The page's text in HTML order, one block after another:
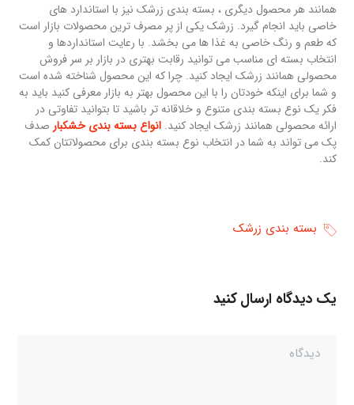
همانند هر محصول دیگری ، بسته بندی زرشک نیز با استاندارد های
خاصی باید انجام گیرد. زرشک یکی از پر مصرف ترین محصولات بازار است
که طعم و رنگ خاصی به غذا ها می بخشد. با رعایت استانداردها و
انتخاب بسته ای مناسب می توانید رقابت بهتری در بازار بر سر فروش
محصولی همانند زرشک ایجاد کنید. چرا که این محصول شناخته شده است
و شما برای اینکه خودتان را با این محصول بهتر به بازار معرفی کنید باید به
فکر یک نوع بسته بندی متنوع و خلاقانه تر باشید تا بتوانید تفاوتی در
ارائه محصولی همانند زرشک ایجاد کنید.انواع بسته بندی خشکبارصدف
پک می تواند به شما در انتخاب نوع بسته بندی برای محصولاتتان کمک
کند.
بسته بندی زرشک
یک دیدگاه ارسال کنید